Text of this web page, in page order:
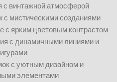
винтажной атмосферой
с мистическими созданиями
с ярким цветовым контрастом
с динамичными линиями и
с уютным дизайном и
элементами